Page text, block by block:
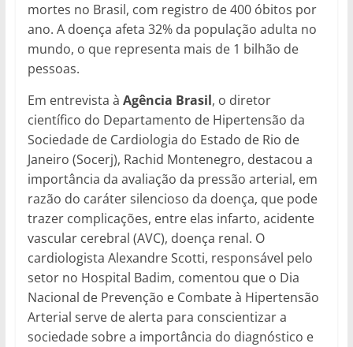
mortes no Brasil, com registro de 400 óbitos por
ano. A doença afeta 32% da população adulta no
mundo, o que representa mais de 1 bilhão de
pessoas.
Em entrevista à Agência Brasil, o diretor
científico do Departamento de Hipertensão da
Sociedade de Cardiologia do Estado de Rio de
Janeiro (Socerj), Rachid Montenegro, destacou a
importância da avaliação da pressão arterial, em
razão do caráter silencioso da doença, que pode
trazer complicações, entre elas infarto, acidente
vascular cerebral (AVC), doença renal. O
cardiologista Alexandre Scotti, responsável pelo
setor no Hospital Badim, comentou que o Dia
Nacional de Prevenção e Combate à Hipertensão
Arterial serve de alerta para conscientizar a
sociedade sobre a importância do diagnóstico e